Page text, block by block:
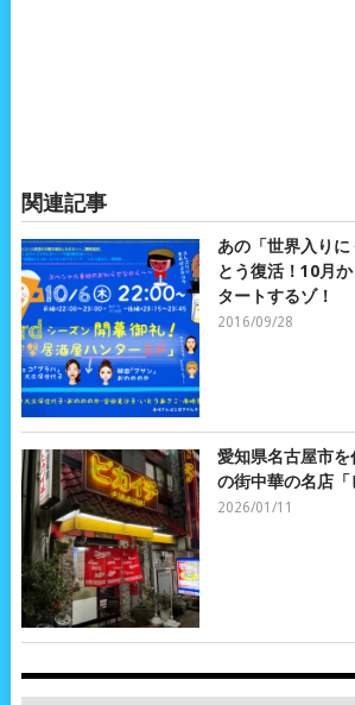
関連記事
あの「世界入り
とう復活！10月
タートするゾ！
2016/09/28
愛知県名古屋市
の街中華の名店「
2026/01/11